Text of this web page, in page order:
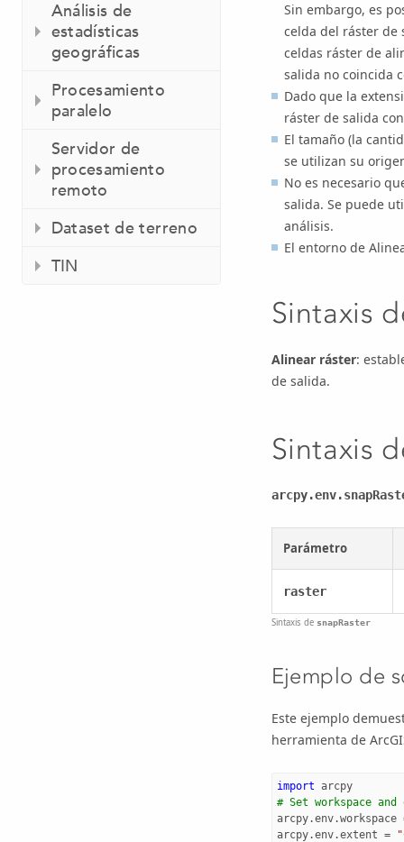
Análisis de
estadísticas
geográficas
Procesamiento
paralelo
Servidor de
procesamiento
remoto
Dataset de terreno
TIN
Sin embargo, es
celda del ráster de
celdas ráster de
salida no coincida
Dado que la
ráster de salida
El tamaño (la
se utilizan su
No es necesario
salida. Se puede
análisis.
El entorno de
Sintaxis
Alinear ráster:
de salida.
Sintaxis
Parámetro
raster
Sintaxis de snapRaster
Ejemplo de
Este ejemplo
herramienta de
import arcpy
# Set workspace
arcpy.env.workspace
arcpy.env.extent =